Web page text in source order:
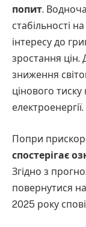
попит.
стабільності
інтересу до
зростання
зниження
цінового
електроенергії.
Попри
спостерігає
Згідно з
повернутися
2025 року